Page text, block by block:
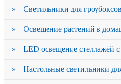
» Светильники для гроубоксов
» Освещение растений в
» LED освещение стеллажей с
» Настольные светильники